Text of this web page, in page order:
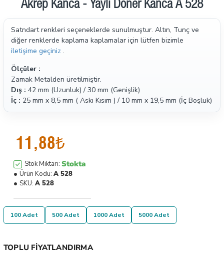
Akrep Kanca - Yaylı Döner Kanca A 528
Satndart renkleri seçeneklerde sunulmuştur. Altın, Tunç ve
diğer renklerde kaplama kaplamalar için lütfen bizimle
iletişime geçiniz .
Ölçüler :
Zamak Metalden üretilmiştir.
Dış : 42 mm (Uzunluk) / 30 mm (Genişlik)
İç : 25 mm x 8,5 mm ( Askı Kısım ) / 10 mm x 19,5 mm (İç Boşluk)
11,88₺
Stok Miktarı: Stokta
Ürün Kodu: A 528
SKU: A 528
100 Adet 500 Adet 1000 Adet 5000 Adet
TOPLU FIYATLANDIRMA